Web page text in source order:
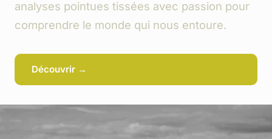
analyses pointues tissées avec passion pour
comprendre le monde qui nous entoure.
Découvrir →